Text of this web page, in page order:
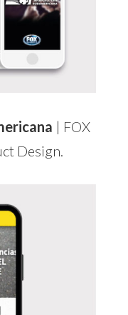
| FOX
Design.